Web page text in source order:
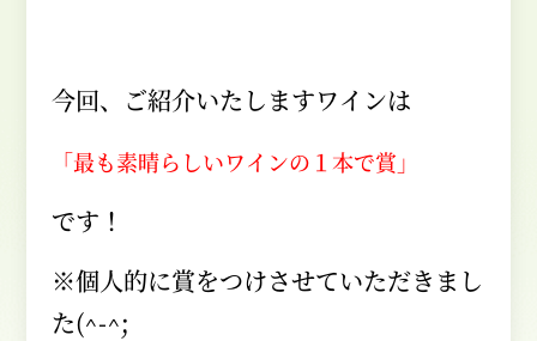
今回、ご紹介いたしますワインは
「最も素晴らしいワインの１本で賞」
です！
※個人的に賞をつけさせていただきまし
た(^-^;